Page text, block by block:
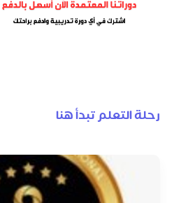
رحلة التعلم تبدأ هنا